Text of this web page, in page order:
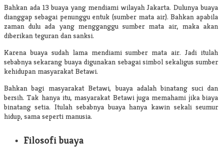
Bahkan ada 13 buaya yang mendiami wilayah Jakarta. Dulunya buaya
dianggap sebagai penunggu entuk (sumber mata air). Bahkan apabila
zaman dulu ada yang mengganggu sumber mata air, maka akan
diberikan teguran dan sanksi.
Karena buaya sudah lama mendiami sumber mata air. Jadi itulah
sebabnya sekarang buaya digunakan sebagai simbol sekaligus sumber
kehidupan masyarakat Betawi.
Bahkan bagi masyarakat Betawi, buaya adalah binatang suci dan
bersih. Tak hanya itu, masyarakat Betawi juga memahami jika biaya
binatang setia. Itulah sebabnya buaya hanya kawin sekali seumur
hidup, sama seperti manusia.
Filosofi buaya